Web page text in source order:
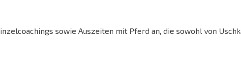
sowie Auszeiten mit Pferd an, die sowohl von